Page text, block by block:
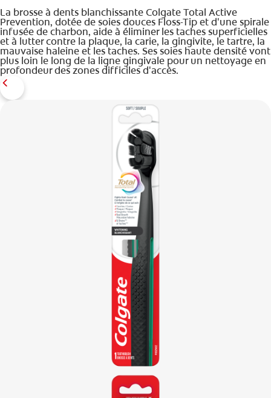
La brosse à dents blanchissante Colgate Total Active
Prevention, dotée de soies douces Floss-Tip et d'une spirale
infusée de charbon, aide à éliminer les taches superficielles
et à lutter contre la plaque, la carie, la gingivite, le tartre, la
mauvaise haleine et les taches. Ses soies haute densité vont
plus loin le long de la ligne gingivale pour un nettoyage en
profondeur des zones difficiles d'accès.